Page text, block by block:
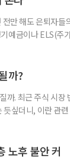
만 해도 은퇴자
예금이나 ELS(주
형퇴직연금) 계
까?
까. 최근 주식 시
싶더니, 이란 관
이들에게 ‘매달
노후 불안 커